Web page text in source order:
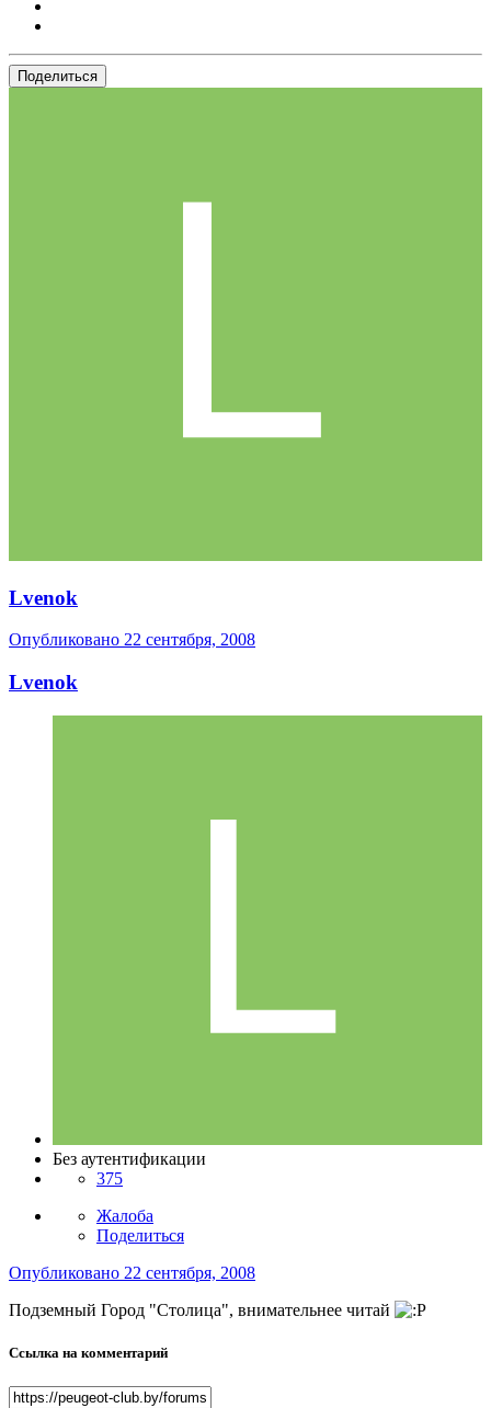
Поделиться
Lvenok
Опубликовано 22 сентября, 2008
Lvenok
Без аутентификации
375
Жалоба
Поделиться
Опубликовано 22 сентября, 2008
Подземный Город "Столица", внимательнее читай
Ссылка на комментарий